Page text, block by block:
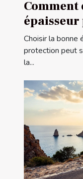
épaisseur
Choisir la bonne
protection peut
la...